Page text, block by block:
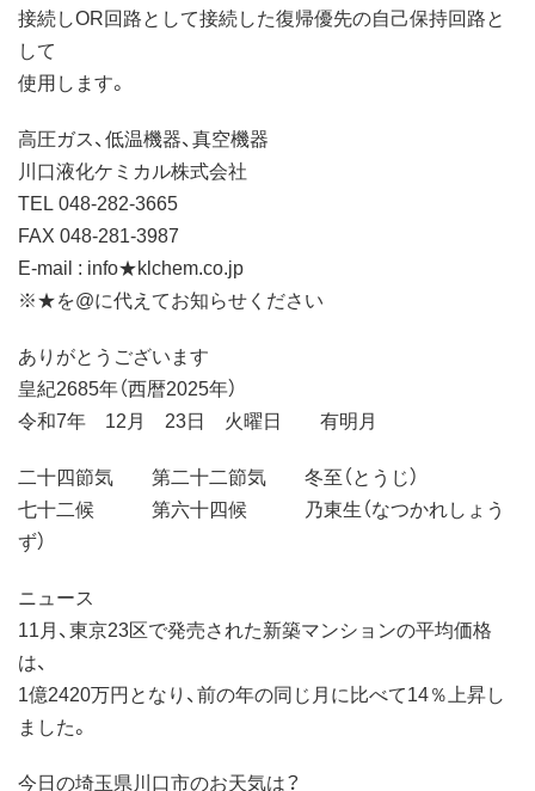
接続しOR回路として接続した復帰優先の自己保持回路と
して
使用します。
高圧ガス、低温機器、真空機器
川口液化ケミカル株式会社
TEL 048-282-3665
FAX 048-281-3987
E-mail : info★klchem.co.jp
※★を@に代えてお知らせください
ありがとうございます
皇紀2685年（西暦2025年）
令和7年 12月 23日 火曜日 有明月
二十四節気 第二十二節気 冬至（とうじ）
七十二候 第六十四候 乃東生（なつかれしょう
ず）
ニュース
11月、東京23区で発売された新築マンションの平均価格
は、
1億2420万円となり、前の年の同じ月に比べて14％上昇し
ました。
今日の埼玉県川口市のお天気は？